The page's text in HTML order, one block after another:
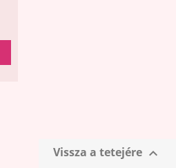
Vissza a tetejére 